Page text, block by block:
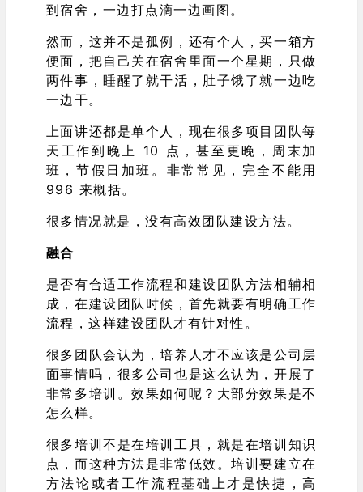
到宿舍，一边打点滴一边画图。
然而，这并不是孤例，还有个人，买一箱方
便面，把自己关在宿舍里面一个星期，只做
两件事，睡醒了就干活，肚子饿了就一边吃
一边干。
上面讲还都是单个人，现在很多项目团队每
天工作到晚上 10 点，甚至更晚，周末加
班，节假日加班。非常常见，完全不能用
996 来概括。
很多情况就是，没有高效团队建设方法。
融合
是否有合适工作流程和建设团队方法相辅相
成，在建设团队时候，首先就要有明确工作
流程，这样建设团队才有针对性。
很多团队会认为，培养人才不应该是公司层
面事情吗，很多公司也是这么认为，开展了
非常多培训。效果如何呢？大部分效果是不
怎么样。
很多培训不是在培训工具，就是在培训知识
点，而这种方法是非常低效。培训要建立在
方法论或者工作流程基础上才是快捷，高